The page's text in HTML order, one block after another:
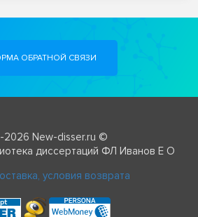
ОБРАТНОЙ СВЯЗИ
2026 New-disser.ru ©
диссертаций ФЛ Иванов Е О
условия возврата